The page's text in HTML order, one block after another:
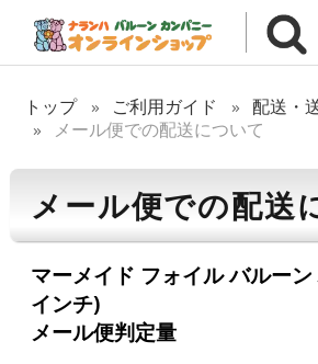
トップ ご利用ガイド
配送・
メール便での配送について
メール便での配送
マーメイド フォイル バルー
インチ)
メール便判定量